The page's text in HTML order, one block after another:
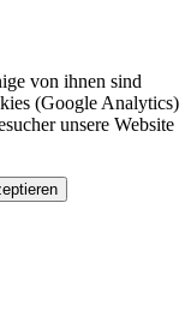
von ihnen sind
(Google Analytics)
unsere Website